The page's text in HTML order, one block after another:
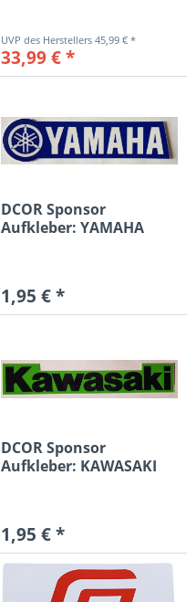
45,99 € *
33,99 € *
DCOR Sponsor
Aufkleber: YAMAHA
1,95 € *
DCOR Sponsor
Aufkleber: KAWASAKI
1,95 € *